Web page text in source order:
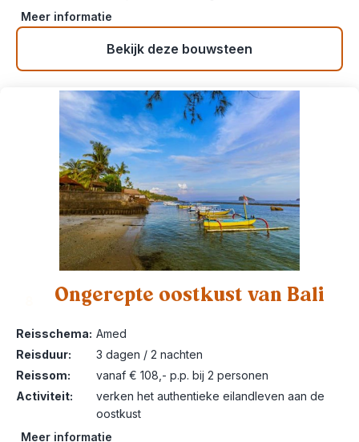
Meer informatie
Bekijk deze bouwsteen
Ongerepte oostkust van Bali
Reisschema: Amed
Reisduur:
3 dagen / 2 nachten
Reissom:
vanaf € 108,- p.p. bij 2 personen
Activiteit:
verken het authentieke eilandleven aan de
oostkust
Meer informatie